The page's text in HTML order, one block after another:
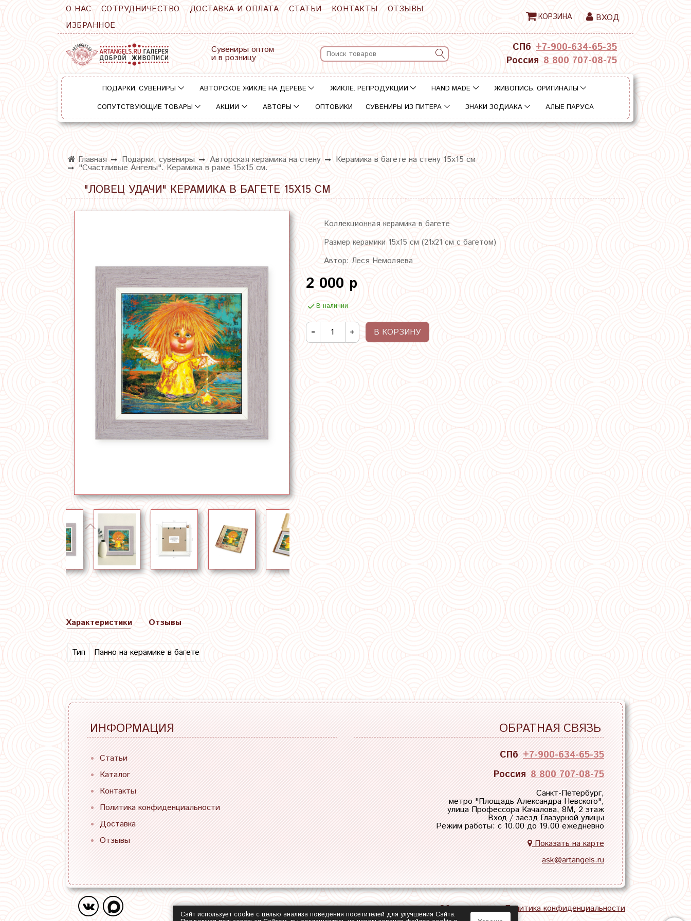
О НАС СОТРУДНИЧЕСТВО ДОСТАВКА И ОПЛАТА СТАТЬИ КОНТАКТЫ
ОТЗЫВЫ
ИЗБРАННОЕ
КОРЗИНА ВХОД
Сувениры оптом
и в розницу
СПб +7-900-634-65-35
Россия 8 800 707-08-75
ПОДАРКИ, СУВЕНИРЫ АВТОРСКОЕ ЖИКЛЕ НА ДЕРЕВЕ ЖИКЛЕ. РЕПРОДУКЦИИ HAND MADE
ЖИВОПИСЬ. ОРИГИНАЛЫ
СОПУТСТВУЮЩИЕ ТОВАРЫ
АКЦИИ АВТОРЫ ОПТОВИКИ СУВЕНИРЫ ИЗ ПИТЕРА ЗНАКИ ЗОДИАКА АЛЫЕ ПАРУСА
Главная Подарки, сувениры Авторская керамика на стену Керамика в багете на стену 15х15 см
"Счастливые Ангелы". Керамика в раме 15х15 см.
"ЛОВЕЦ УДАЧИ" КЕРАМИКА В БАГЕТЕ 15Х15 СМ
Коллекционная керамика в багете
Размер керамики 15х15 см (21х21 см с багетом)
Автор: Леся Немоляева
2 000 р
В наличии
В КОРЗИНУ
Характеристики
Тип Панно на керамике в багете
Отзывы
ИНФОРМАЦИЯ
Статьи
Каталог
Контакты
Политика конфиденциальности
Доставка
Отзывы
ОБРАТНАЯ СВЯЗЬ
СПб +7-900-634-65-35
Россия 8 800 707-08-75
Санкт-Петербург,
метро "Площадь Александра Невского",
улица Профессора Качалова, 8М, 2 этаж
Вход / заезд Глазурной улицы
Режим работы: с 10.00 до 19.00 ежедневно
Показать на карте
ask@artangels.ru
Обратная связь Политика конфиденциальности
Сайт использует cookie с целью анализа поведения посетителей для улучшения Сайта.